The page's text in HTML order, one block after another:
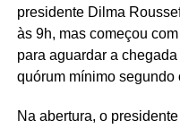
presidente Dilma
às 9h, mas começou
para aguardar a
quórum mínimo segundo
Na abertura, o